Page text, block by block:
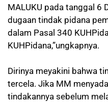
MALUKU pada tanggal 6
dugaan tindak pidana
dalam Pasal 340
KUHPidana,”ungkapnya.
Dirinya meyakini bahwa
tercela. Jika MM
tindakannya sebelum